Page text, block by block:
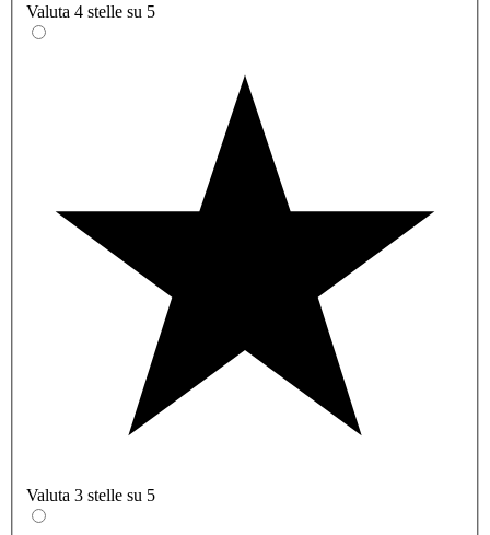
Valuta 4 stelle su 5
Valuta 3 stelle su 5